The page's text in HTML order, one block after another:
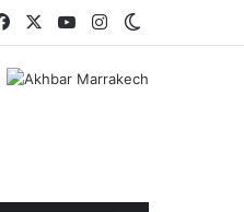
Facebook YouTubeInstagram